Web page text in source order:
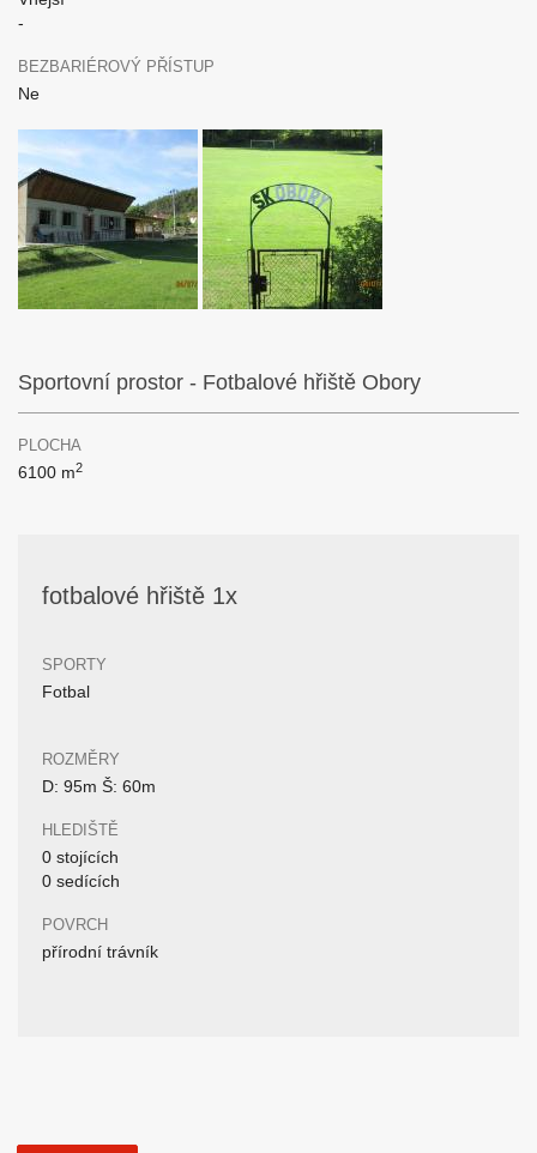
-
BEZBARIÉROVÝ PŘÍSTUP
Ne
Sportovní prostor - Fotbalové hřiště Obory
PLOCHA
6100 m2
fotbalové hřiště 1x
SPORTY
Fotbal
ROZMĚRY
D: 95m Š: 60m
HLEDIŠTĚ
0 stojících
0 sedících
POVRCH
přírodní trávník